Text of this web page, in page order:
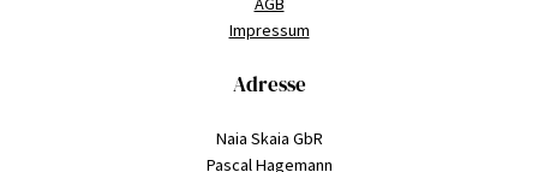
Impressum
Adresse
Naia Skaia GbR
Pascal Hagemann